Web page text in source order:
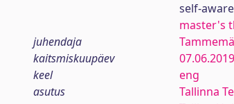
self-
master's
juhendaja
kaitsmiskuupäev
07.06.2019
keel
eng
asutus
Tallinna